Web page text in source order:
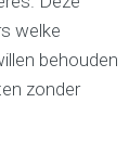
welke
behouden
zonder